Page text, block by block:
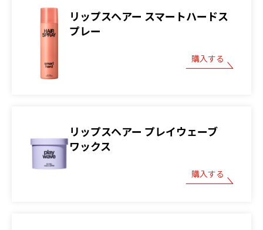
リップスヘアー スマートハードス
プレー
購入する
リップスヘアー プレイウェーブ
ワックス
購入する